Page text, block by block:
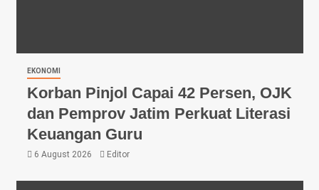
EKONOMI
Korban Pinjol Capai 42 Persen, OJK
dan Pemprov Jatim Perkuat Literasi
Keuangan Guru
6 August 2026 Editor